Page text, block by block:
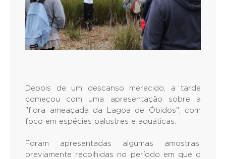
Depois de um descanso merecido, a tarde
começou com uma apresentação sobre a
"flora ameaçada da Lagoa de Óbidos", com
foco em espécies palustres e aquáticas.
Foram apresentadas algumas amostras,
previamente recolhidas no período em que o